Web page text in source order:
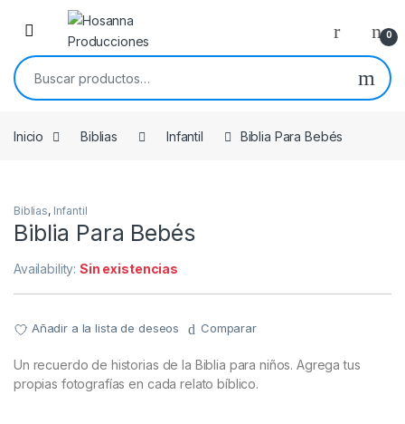
Skip to navigation
Skip to content
0
Buscar por:
Inicio Biblias Infantil Biblia Para Bebés
Biblias, Infantil
Biblia Para Bebés
Availability:Sin existencias
Añadir a la lista de deseos Comparar
Un recuerdo de historias de la Biblia para niños. Agrega tus
propias fotografías en cada relato bíblico.